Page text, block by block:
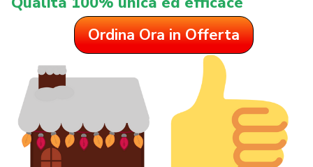
Ordina Ora in Offerta